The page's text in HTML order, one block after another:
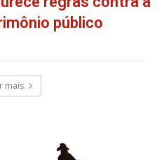
público
mais